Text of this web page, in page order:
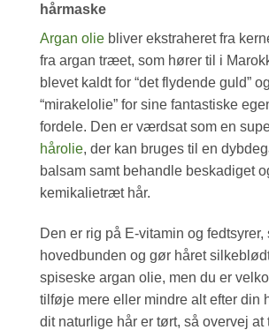
hårmaske
Argan olie bliver ekstraheret fra
fra argan træet, som hører til i
blevet kaldt for “det flydende guld”
“mirakelolie” for sine fantastiske
fordele. Den er værdsat som en
hårolie, der kan bruges til en
balsam samt behandle beskadiget
kemikalietræt hår.
Den er rig på E-vitamin og
hovedbunden og gør håret
spiseske argan olie, men du er
tilføje mere eller mindre alt efter din
dit naturlige hår er tørt, så overvej at